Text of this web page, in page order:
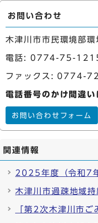
お問い合わせ
木津川市市民環境部環
電話: 0774-75-
ファックス: 0774-
電話番号のかけ間違い
お問い合わせフォーム
関連情報
2025年度（令和7
木津川市過疎地域
「第2次木津川市